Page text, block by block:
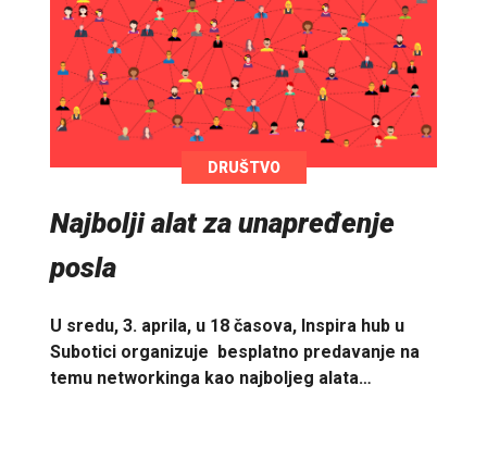
DRUŠTVO
Najbolji alat za unapređenje
posla
U sredu, 3. aprila, u 18 časova, Inspira hub u
Subotici organizuje besplatno predavanje na
temu networkinga kao najboljeg alata…